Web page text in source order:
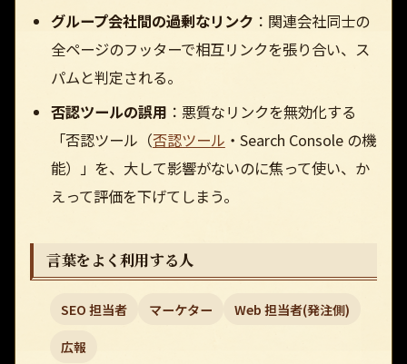
グループ会社間の過剰なリンク ：関連会社同士の
全ページのフッターで相互リンクを張り合い、ス
パムと判定される。
否認ツールの誤用 ：悪質なリンクを無効化する
「否認ツール（否認ツール ・Search Console の機
能）」を、大して影響がないのに焦って使い、か
えって評価を下げてしまう。
言葉をよく利用する人
SEO 担当者 マーケター Web 担当者(発注側)
広報